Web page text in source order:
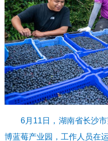
6月11日，湖南省长沙
博蓝莓产业园，工作人员在